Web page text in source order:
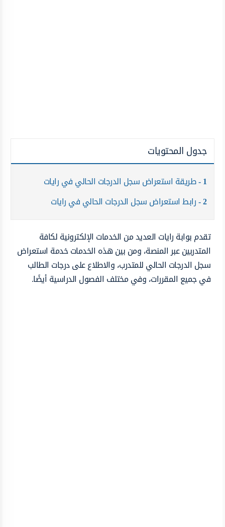
جدول المحتويات
1 طريقة استعراض سجل الدرجات الحالي في رايات
2 رابط استعراض سجل الدرجات الحالي في رايات
تقدم بوابة رايات العديد من الخدمات الإلكترونية لكافة
المتدربين عبر المنصة، ومن بين هذه الخدمات خدمة استعراض
سجل الدرجات الحالي للمتدرب، والاطلاع على درجات الطالب
في جميع المقررات، وفي مختلف الفصول الدراسية أيضًا.